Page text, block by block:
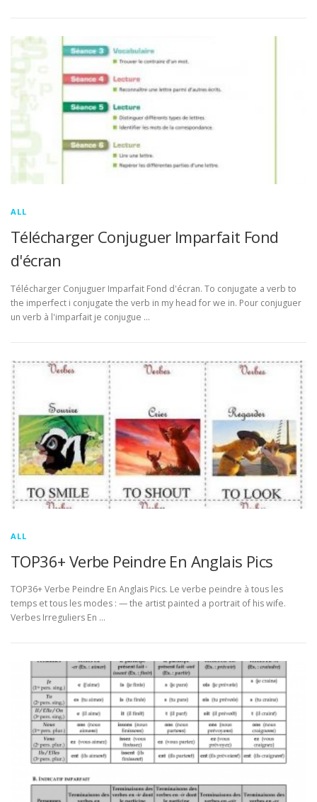
ALL
Télécharger Conjuguer Imparfait Fond
d'écran
Télécharger Conjuguer Imparfait Fond d'écran. To conjugate a verb to
the imperfect i conjugate the verb in my head for we in. Pour conjuguer
un verb à l'imparfait je conjugue …
ALL
TOP36+ Verbe Peindre En Anglais Pics
TOP36+ Verbe Peindre En Anglais Pics. Le verbe peindre à tous les
temps et tous les modes : — the artist painted a portrait of his wife.
Verbes Irreguliers En …